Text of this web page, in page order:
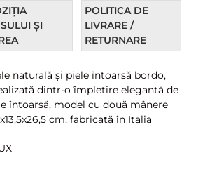
ȘI
POLITICA DE
LIVRARE /
RETURNARE
naturală și piele întoarsă bordo,
dintr-o împletire elegantă de
întoarsă, model cu două mânere
cm, fabricată în Italia